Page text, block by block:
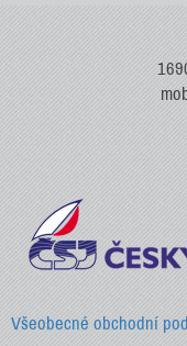
Všeobecné obchodní